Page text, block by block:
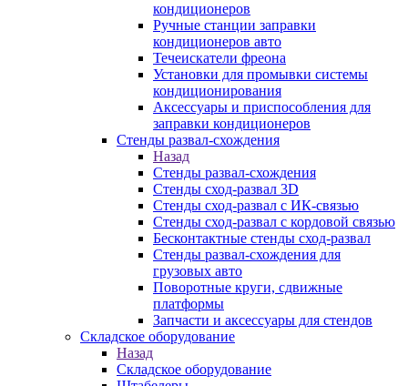
кондиционеров
Ручные станции заправки
кондиционеров авто
Течеискатели фреона
Установки для промывки системы
кондиционирования
Аксессуары и приспособления для
заправки кондиционеров
Стенды развал-схождения
Назад
Стенды развал-схождения
Стенды сход-развал 3D
Стенды сход-развал с ИК-связью
Стенды сход-развал с кордовой связью
Бесконтактные стенды сход-развал
Стенды развал-схождения для
грузовых авто
Поворотные круги, сдвижные
платформы
Запчасти и аксессуары для стендов
Складское оборудование
Назад
Складское оборудование